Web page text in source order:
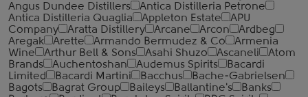
Angus Dundee Distillers
Antica Distilleria Petrone
Antica Distilleria Quaglia
Appleton Estate
APU
Company
Aratta Distillery Arcane Arcon
Ardbeg
Aregak
Arette Armando Bermudez & Co
Armenia
Wine
Arthur Bell & Sons Asahi Shuzo Ascaneli
Atom
Brands
Auchentoshan Audemus Spirits
Bacardi
Limited
Bacardi Martini Bacchus
Bache-Gabrielsen
Bagots
Bagrat Group Baileys Ballantine's
Banks